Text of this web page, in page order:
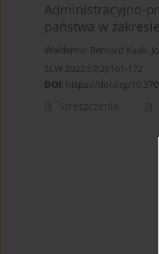
Administracyjno-
państwa w
Waldemar Bernard Kaak,
SLW 2022;57(2):161-172
DOI: https://doi.org/
Streszczenie